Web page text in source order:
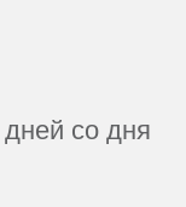
со дня